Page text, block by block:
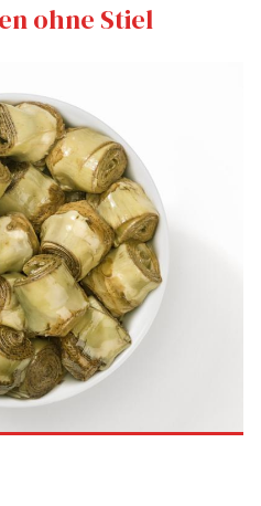
ohne Stiel